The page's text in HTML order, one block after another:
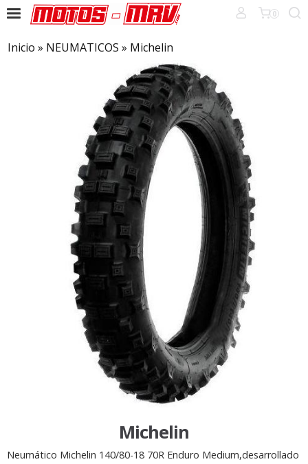
0
Inicio » NEUMATICOS » Michelin
Michelin
Neumático Michelin 140/80-18 70R Enduro Medium,desarrollado